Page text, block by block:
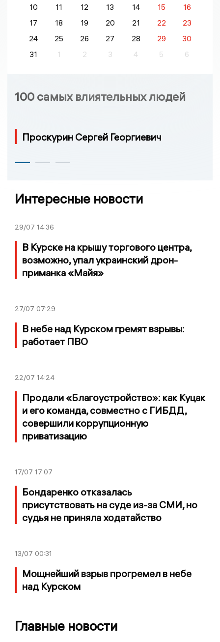
10
11 12 13 14 15
16
17
18 19 20 21 22
23
24
25 26 27 28 29
30
31
1 2 3 4 5 6
100 самых влиятельных людей
Проскурин Сергей Георгиевич
Интересные новости
29/07 14:36
В Курске на крышу торгового центра,
возможно, упал украинский дрон-
приманка «Майя»
27/07 07:29
В небе над Курском гремят взрывы:
работает ПВО
22/07 14:24
Продали «Благоустройство»: как Куцак
и его команда, совместно с ГИБДД,
совершили коррупционную
приватизацию
17/07 17:07
Бондаренко отказалась
присутствовать на суде из-за СМИ, но
судья не приняла ходатайство
13/07 00:31
Мощнейший взрыв прогремел в небе
над Курском
Главные новости